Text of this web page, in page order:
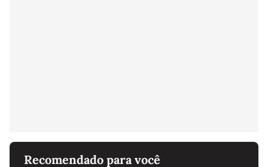
Recomendado para você